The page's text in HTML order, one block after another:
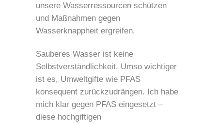
unsere Wasserressourcen schützen
und Maßnahmen gegen
Wasserknappheit ergreifen.
Sauberes Wasser ist keine
Selbstverständlichkeit. Umso wichtiger
ist es, Umweltgifte wie PFAS
konsequent zurückzudrängen. Ich habe
mich klar gegen PFAS eingesetzt –
diese hochgiftigen